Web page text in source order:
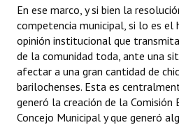
Resoluciones
Resoluciones de Presidencia
INSTITUCIONAL
Antiguos Pobladores
En ese marco, y si bien la
competencia municipal, si lo es el
opinión institucional que
de la comunidad toda, ante una
afectar a una gran cantidad de
barilochenses. Esta es
generó la creación de la Comisión
Concejo Municipal y que generó